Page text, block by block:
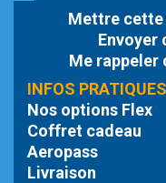
Mettre cette
Envoyer
Me rappeler
INFOS PRATIQUES
Nos options Flex
Coffret cadeau
Aeropass
Livraison